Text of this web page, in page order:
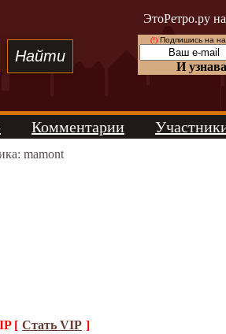
ЭтоРетро.ру
(!)Подпишись на
И
Комментарии
mamont
[ Стать VIP ]